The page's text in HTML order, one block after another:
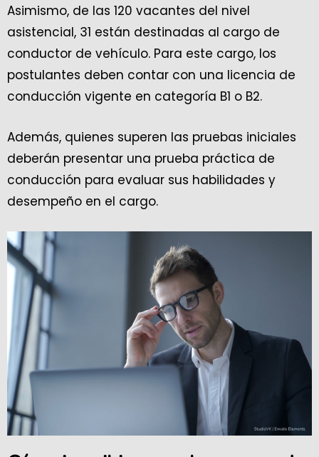
Asimismo, de las 120 vacantes del nivel
asistencial, 31 están destinadas al cargo de
conductor de vehículo. Para este cargo, los
postulantes deben contar con una licencia de
conducción vigente en categoría B1 o B2.
Además, quienes superen las pruebas iniciales
deberán presentar una prueba práctica de
conducción para evaluar sus habilidades y
desempeño en el cargo.